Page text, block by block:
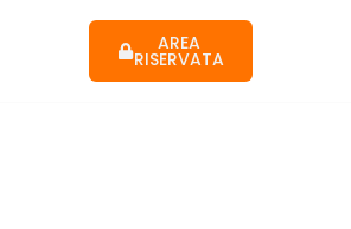
AREA
RISERVATA